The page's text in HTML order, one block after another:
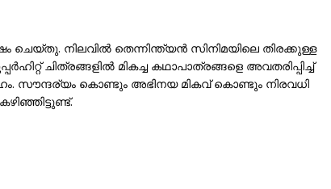
ചെയ്തു. നിലവിൽ തെന്നിന്ത്യൻ സിനിമയിലെ തിരക്കുള്ള
ചിത്രങ്ങളിൽ മികച്ച കഥാപാത്രങ്ങളെ അവതരിപ്പിച്ച്
സൗന്ദര്യം കൊണ്ടും അഭിനയ മികവ് കൊണ്ടും നിരവധി